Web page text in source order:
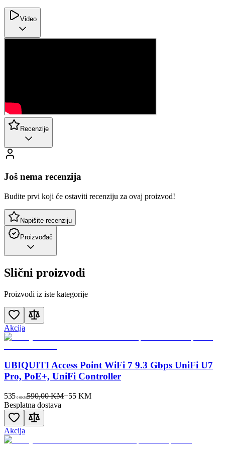
Video
Recenzije
Još nema recenzija
Budite prvi koji će ostaviti recenziju za ovaj proizvod!
Napišite recenziju
Proizvođač
Slični proizvodi
Proizvodi iz iste kategorije
Akcija
UBIQUITI Access Point WiFi 7 9.3 Gbps UniFi U7
Pro, PoE+, UniFi Controller
535 00KM590,00 KM−55 KM
Besplatna dostava
Akcija